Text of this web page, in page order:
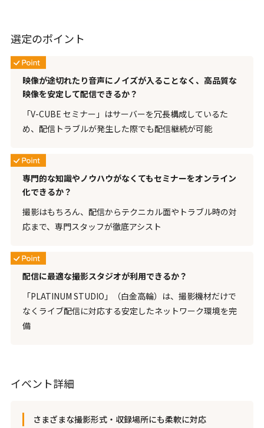
選定のポイント
映像が途切れたり音声にノイズが入ることなく、高品質な
映像を安定して配信できるか？
「V-CUBE セミナー」はサーバーを冗長構成しているた
め、配信トラブルが発生した際でも配信継続が可能
専門的な知識やノウハウがなくてもセミナーをオンライン
化できるか？
撮影はもちろん、配信からテクニカル面やトラブル時の対
応まで、専門スタッフが徹底アシスト
配信に最適な撮影スタジオが利用できるか？
「PLATINUM STUDIO」（白金高輪）は、撮影機材だけで
なくライブ配信に対応する安定したネットワーク環境を完
備
イベント詳細
さまざまな撮影形式・収録場所にも柔軟に対応